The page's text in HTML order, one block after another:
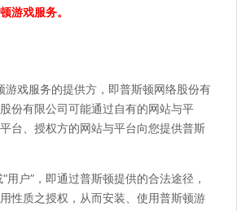
游戏服务。
游戏服务的提供方，即普斯顿网络股份有
份有限公司可能通过自有的网站与平
台、授权方的网站与平台向您提供普斯
用户”，即通过普斯顿提供的合法途径，
性质之授权，从而安装、使用普斯顿游